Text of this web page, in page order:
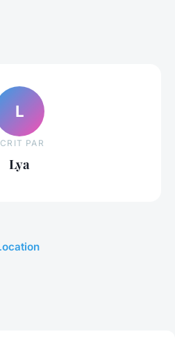
L
PAR
Lya